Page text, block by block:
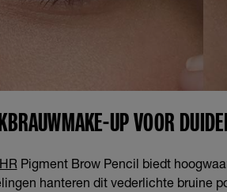
UP VOOR
Pigment Brow Pencil biedt
hanteren dit vederlichte bruine